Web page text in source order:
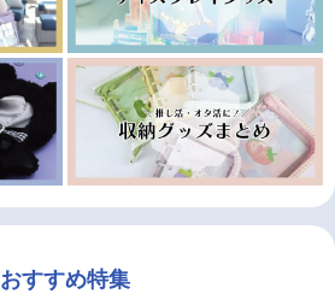
おすすめ特集